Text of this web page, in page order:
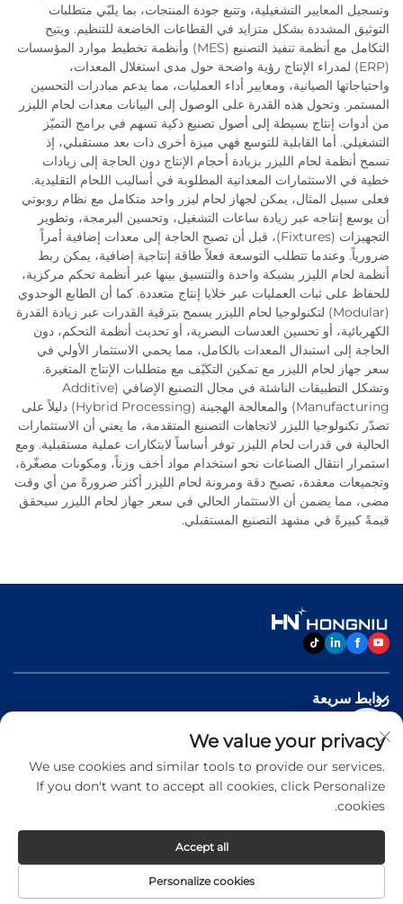
وتسجيل المعايير التشغيلية، وتتبع جودة المنتجات، بما يلبّي متطلبات
التوثيق المشددة بشكل متزايد في القطاعات الخاضعة للتنظيم. ويتيح
التكامل مع أنظمة تنفيذ التصنيع (MES) وأنظمة تخطيط موارد المؤسسات
(ERP) لمدراء الإنتاج رؤية واضحة حول مدى استغلال المعدات،
واحتياجاتها الصيانية، ومعايير أداء العمليات، مما يدعم مبادرات التحسين
المستمر. وتحول هذه القدرة على الوصول إلى البيانات معدات لحام الليزر
من أدوات إنتاج بسيطة إلى أصول تصنيع ذكية تسهم في برامج التميّز
التشغيلي. أما القابلية للتوسع فهي ميزة أخرى ذات بعد مستقبلي، إذ
تسمح أنظمة لحام الليزر بزيادة أحجام الإنتاج دون الحاجة إلى زيادات
خطية في الاستثمارات المعداتية المطلوبة في أساليب اللحام التقليدية.
فعلى سبيل المثال، يمكن لجهاز لحام ليزر واحد متكامل مع نظام روبوتي
أن يوسع إنتاجه عبر زيادة ساعات التشغيل، وتحسين البرمجة، وتطوير
التجهيزات (Fixtures)، قبل أن تصبح الحاجة إلى معدات إضافية أمراً
ضرورياً. وعندما تتطلب التوسعة فعلاً طاقة إنتاجية إضافية، يمكن ربط
أنظمة لحام الليزر بشبكة واحدة والتنسيق بينها عبر أنظمة تحكم مركزية،
للحفاظ على ثبات العمليات عبر خلايا إنتاج متعددة. كما أن الطابع الوحدوي
(Modular) لتكنولوجيا لحام الليزر يسمح بترقية القدرات عبر زيادة القدرة
الكهربائية، أو تحسين العدسات البصرية، أو تحديث أنظمة التحكم، دون
الحاجة إلى استبدال المعدات بالكامل، مما يحمي الاستثمار الأولي في
سعر جهاز لحام الليزر مع تمكين التكيّف مع متطلبات الإنتاج المتغيرة.
وتشكل التطبيقات الناشئة في مجال التصنيع الإضافي (Additive
Manufacturing) والمعالجة الهجينة (Hybrid Processing) دليلاً على
تصدّر تكنولوجيا الليزر لاتجاهات التصنيع المتقدمة، ما يعني أن الاستثمارات
الحالية في قدرات لحام الليزر توفر أساساً لابتكارات عملية مستقبلية. ومع
استمرار انتقال الصناعات نحو استخدام مواد أخف وزناً، ومكونات مصغّرة،
وتجميعات معقدة، تصبح دقة ومرونة لحام الليزر أكثر ضرورةً من أي وقت
مضى، مما يضمن أن الاستثمار الحالي في سعر جهاز لحام الليزر سيحقق
قيمةً كبيرةً في مشهد التصنيع المستقبلي.
روابط سريعة
منتجات
اتصل بنا
Copyright © 2026 Jinan Hongniu Machinery Equipment
We value your privacy
We use cookies and similar tools to provide our services.
If you don't want to accept all cookies, click Personalize
cookies.
Personalize cookies
Accept all